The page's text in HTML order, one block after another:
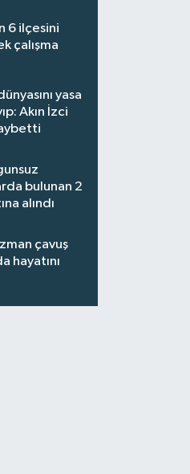
6 ilçesini
çalışma
yasa
Akın İzci
bulunan 2
alındı
çavuş
hayatını